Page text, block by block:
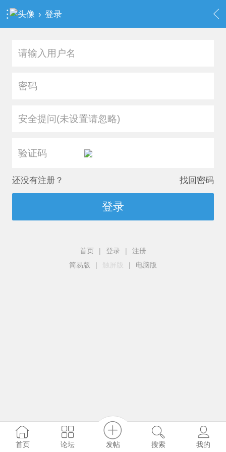
› 登录
安全提问(未设置请忽略)
还没有注册？ 找回密码
登录
首页 | 登录 |
注册
简易版
| 触屏版 | 电脑版
首页 论坛 发帖 搜索 我的